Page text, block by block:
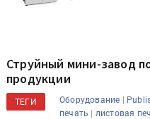
Струйный мини-завод
продукции
ТЕГИ Оборудование |
печать | листовая